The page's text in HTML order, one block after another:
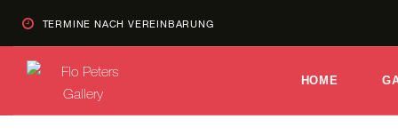
TERMINE NACH VEREINBARUNG
HOME